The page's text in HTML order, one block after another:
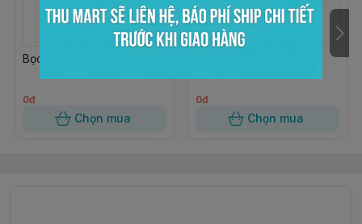
Bọc kiếng trong 15x20
0đ
Chọn mua
0đ
Chọn mua